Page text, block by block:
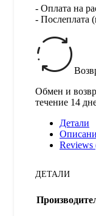
- Оплата на
- Послеплата
Обмен и
течение 14
Детали
Reviews
ДЕТАЛИ